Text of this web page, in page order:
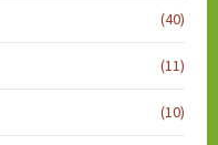
(40)
(11)
(10)